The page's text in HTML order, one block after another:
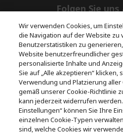
Folgen Sie
Rückgabe &
Vertrag
Wir verwenden Cookies, um
die Navigation auf der Website zu
Benutzerstatistiken zu
Website benutzerfreundlicher
personalisierte Inhalte und
Sie auf „Alle akzeptieren“ klicken,
Verwendung und Platzierung aller
gemäß unserer Cookie-Richtlinie
kann jederzeit widerrufen werden.
Einstellungen“ können Sie Ihre
einzelnen Cookie-Typen
sind, welche Cookies wir